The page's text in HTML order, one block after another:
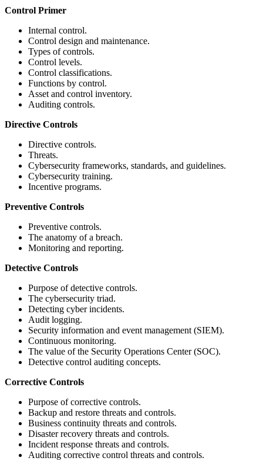
Control Primer
Internal control.
Control design and maintenance.
Types of controls.
Control levels.
Control classifications.
Functions by control.
Asset and control inventory.
Auditing controls.
Directive Controls
Directive controls.
Threats.
Cybersecurity frameworks, standards, and guidelines.
Cybersecurity training.
Incentive programs.
Preventive Controls
Preventive controls.
The anatomy of a breach.
Monitoring and reporting.
Detective Controls
Purpose of detective controls.
The cybersecurity triad.
Detecting cyber incidents.
Audit logging.
Security information and event management (SIEM).
Continuous monitoring.
The value of the Security Operations Center (SOC).
Detective control auditing concepts.
Corrective Controls
Purpose of corrective controls.
Backup and restore threats and controls.
Business continuity threats and controls.
Disaster recovery threats and controls.
Incident response threats and controls.
Auditing corrective control threats and controls.